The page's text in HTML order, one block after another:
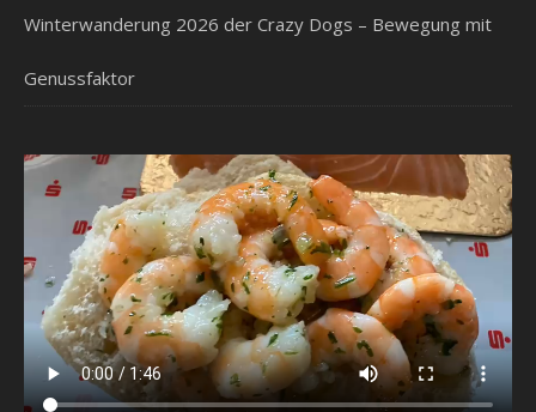
Winterwanderung 2026 der Crazy Dogs – Bewegung mit
Genussfaktor